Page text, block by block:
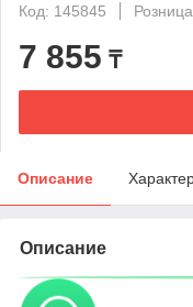
Код: 145845
Розница
7 855 ₸
Описание
Описание